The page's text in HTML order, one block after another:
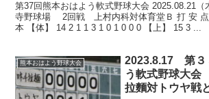
第37回熊本おはよう軟式野球大会 2025.08.21（
寺野球場 2回戦 上村内科対体育堂Ｂ 打 安 点
本 【体】 14 2 1 1 3 1 0 1 0 0 0 【上】 15 3 ...
熊本おはよう野球大会
2023.8.17 第３
う軟式野球大
拉麵対トウヤ戦